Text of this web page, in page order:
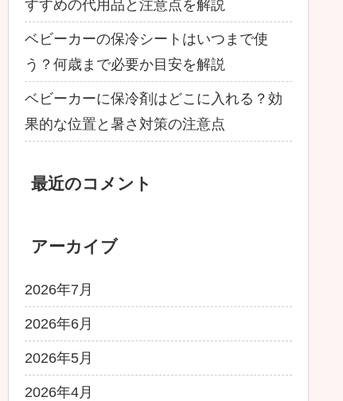
すすめの代用品と注意点を解説
ベビーカーの保冷シートはいつまで使
う？何歳まで必要か目安を解説
ベビーカーに保冷剤はどこに入れる？効
果的な位置と暑さ対策の注意点
最近のコメント
アーカイブ
2026年7月
2026年6月
2026年5月
2026年4月